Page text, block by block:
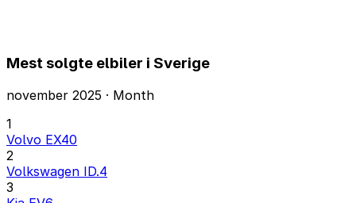
Mest solgte elbiler i Sverige
november 2025 · Month
1
Volvo EX40
2
Volkswagen ID.4
3